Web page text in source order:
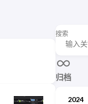
搜索
归档
2024